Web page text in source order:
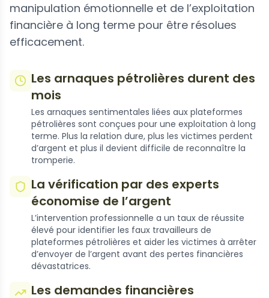
manipulation émotionnelle et de l’exploitation
financière à long terme pour être résolues
efficacement.
Les arnaques pétrolières durent des
mois
Les arnaques sentimentales liées aux plateformes
pétrolières sont conçues pour une exploitation à long
terme. Plus la relation dure, plus les victimes perdent
d’argent et plus il devient difficile de reconnaître la
tromperie.
La vérification par des experts
économise de l’argent
L’intervention professionnelle a un taux de réussite
élevé pour identifier les faux travailleurs de
plateformes pétrolières et aider les victimes à arrêter
d’envoyer de l’argent avant des pertes financières
dévastatrices.
Les demandes financières